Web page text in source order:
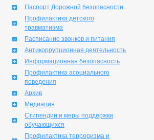
Паспорт Дорожной безопасности
Профилактика детского
травматизма
Расписание звонков и питания
Антикоррупционная деятельность
Информационная безопасность
Профилактика асоциального
поведения
Архив
Медиация
Стипендии и меры поддержки
обучающихся
Профилактика терроризма и